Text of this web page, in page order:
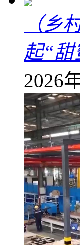
（乡
起“甜
2026